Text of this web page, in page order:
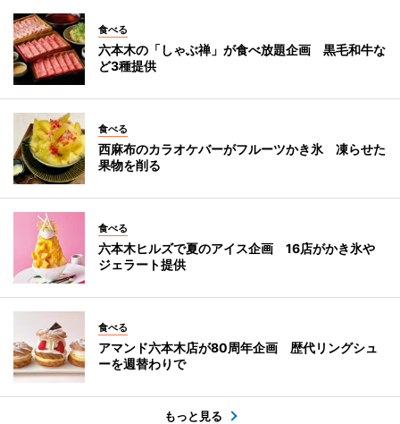
食べる
六本木の「しゃぶ禅」が食べ放題企画 黒毛和牛な
ど3種提供
食べる
西麻布のカラオケバーがフルーツかき氷 凍らせた
果物を削る
食べる
六本木ヒルズで夏のアイス企画 16店がかき氷や
ジェラート提供
食べる
アマンド六本木店が80周年企画 歴代リングシュ
ーを週替わりで
もっと見る